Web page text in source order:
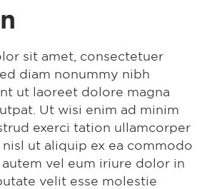
sit amet, consectetuer
diam nonummy nibh
ut laoreet dolore magna
Ut wisi enim ad minim
exerci tation ullamcorper
ut aliquip ex ea commodo
vel eum iriure dolor in
velit esse molestie